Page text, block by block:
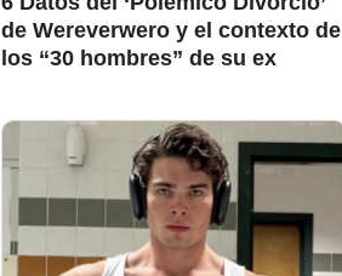
de Wereverwero y el contexto de
los “30 hombres” de su ex